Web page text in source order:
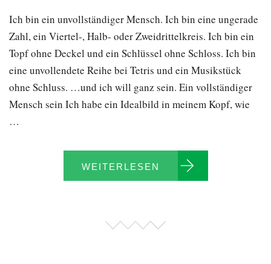
Ich bin ein unvollständiger Mensch. Ich bin eine ungerade
Zahl, ein Viertel-, Halb- oder Zweidrittelkreis. Ich bin ein
Topf ohne Deckel und ein Schlüssel ohne Schloss. Ich bin
eine unvollendete Reihe bei Tetris und ein Musikstück
ohne Schluss. …und ich will ganz sein. Ein vollständiger
Mensch sein Ich habe ein Idealbild in meinem Kopf, wie
…
WEITERLESEN